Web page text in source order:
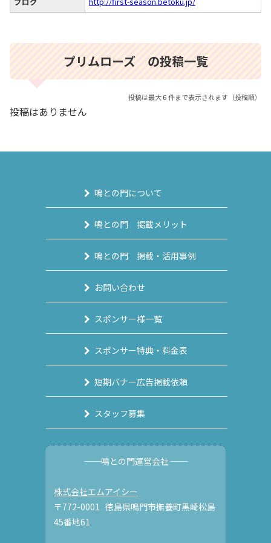
プリムローズ の投稿一覧
投稿は最大６件まで表示されます（投稿順）
投稿はありません
鳴との門について
鳴との門 掲載メリット
鳴との門 掲載・活用事例
お問い合わせ
スポンサー様一覧
スポンサー特典・料金表
短期バナー広告掲載依頼
スタッフ募集
──鳴との門運営会社 ──
株式会社エムアイシー
〒772-0001 徳島県鳴門市撫養町黒崎松島
45番地61